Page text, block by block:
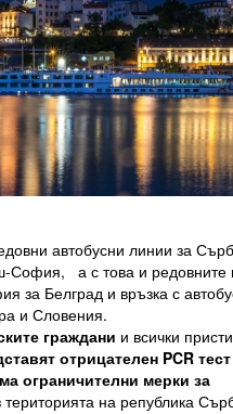
автобусни линии за
а с това и редовните
за Белград и връзка с
и Словения.
граждани и всички
отрицателен PCR тест
ограничителни мерки за
територията на република